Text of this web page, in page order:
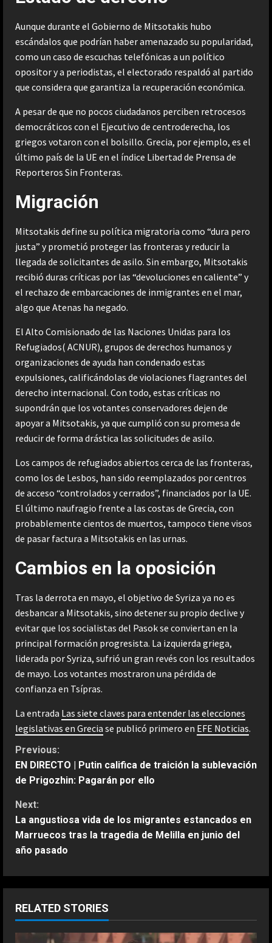
Aunque durante el Gobierno de Mitsotakis hubo
escándalos que podrían haber amenazado su popularidad,
como un caso de escuchas telefónicas a un político
opositor y a periodistas, el electorado respaldó al partido
que considera que garantiza la recuperación económica.
A pesar de que no pocos ciudadanos perciben retrocesos
democráticos con el Ejecutivo de centroderecha, los
griegos votaron con el bolsillo. Grecia, por ejemplo, es el
último país de la UE en el índice Libertad de Prensa de
Reporteros Sin Fronteras.
Migración
Mitsotakis define su política migratoria como “dura pero
justa” y prometió proteger las fronteras y reducir la
llegada de solicitantes de asilo. Sin embargo, Mitsotakis
recibió duras críticas por las “devoluciones en caliente” y
el rechazo de embarcaciones de inmigrantes en el mar,
algo que Atenas ha negado.
El Alto Comisionado de las Naciones Unidas para los
Refugiados( ACNUR), grupos de derechos humanos y
organizaciones de ayuda han condenado estas
expulsiones, calificándolas de violaciones flagrantes del
derecho internacional. Con todo, estas críticas no
supondrán que los votantes conservadores dejen de
apoyar a Mitsotakis, ya que cumplió con su promesa de
reducir de forma drástica las solicitudes de asilo.
Los campos de refugiados abiertos cerca de las fronteras,
como los de Lesbos, han sido reemplazados por centros
de acceso “controlados y cerrados”, financiados por la UE.
El último naufragio frente a las costas de Grecia, con
probablemente cientos de muertos, tampoco tiene visos
de pasar factura a Mitsotakis en las urnas.
Cambios en la oposición
Tras la derrota en mayo, el objetivo de Syriza ya no es
desbancar a Mitsotakis, sino detener su propio declive y
evitar que los socialistas del Pasok se conviertan en la
principal formación progresista. La izquierda griega,
liderada por Syriza, sufrió un gran revés con los resultados
de mayo. Los votantes mostraron una pérdida de
confianza en Tsípras.
La entrada Las siete claves para entender las elecciones
legislativas en Grecia se publicó primero en EFE Noticias.
C
o
n
t
i
n
u
e
Previous:
EN DIRECTO | Putin califica de traición la sublevación
de Prigozhin: Pagarán por ello
Next:
La angustiosa vida de los migrantes estancados en
Marruecos tras la tragedia de Melilla en junio del
año pasado
RELATED STORIES